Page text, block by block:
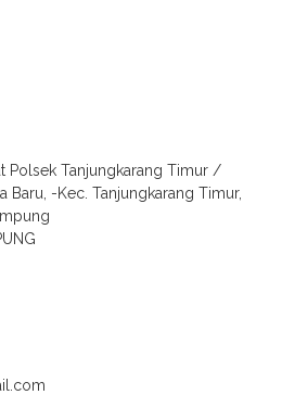
Polsek Tanjungkarang Timur /
Baru, -Kec. Tanjungkarang Timur,